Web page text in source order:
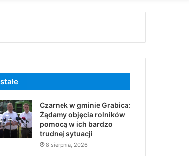
Czarnek w gminie Grabica:
Żądamy objęcia rolników
pomocą w ich bardzo
trudnej sytuacji
8 sierpnia, 2026